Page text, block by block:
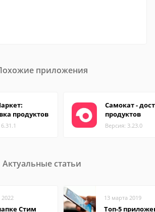
приложения
продуктов
Самокат -
продуктов
Версия: 3.23.0
Актуальные статьи
Стим
13 марта 2019
Топ-5